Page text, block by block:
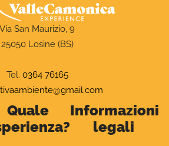
Via San Maurizio, 9
25050 Losine (BS)
Tel. 0364 76165
Quale
Informazioni
legali